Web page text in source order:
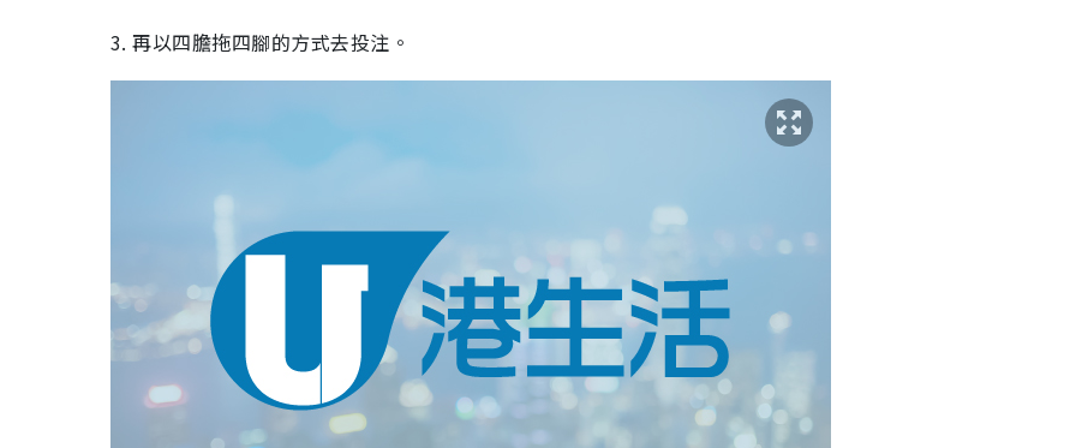
3. 再以四膽拖四腳的方式去投注。